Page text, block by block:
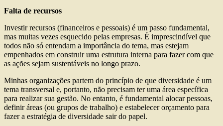
Falta de recursos
Investir recursos (financeiros e pessoais) é um passo fundamental,
mas muitas vezes esquecido pelas empresas. É imprescindível que
todos não só entendam a importância do tema, mas estejam
empenhados em construir uma estrutura interna para fazer com que
as ações sejam sustentáveis no longo prazo.
Minhas organizações partem do princípio de que diversidade é um
tema transversal e, portanto, não precisam ter uma área específica
para realizar sua gestão. No entanto, é fundamental alocar pessoas,
definir áreas (ou grupos de trabalho) e estabelecer orçamento para
fazer a estratégia de diversidade sair do papel.